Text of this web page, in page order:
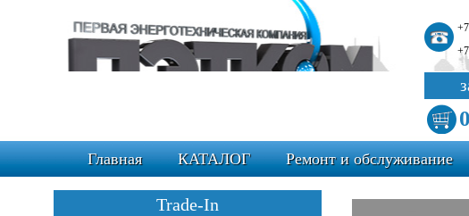
0
Главная КАТАЛОГ Ремонт и обслуживание
Trade-In